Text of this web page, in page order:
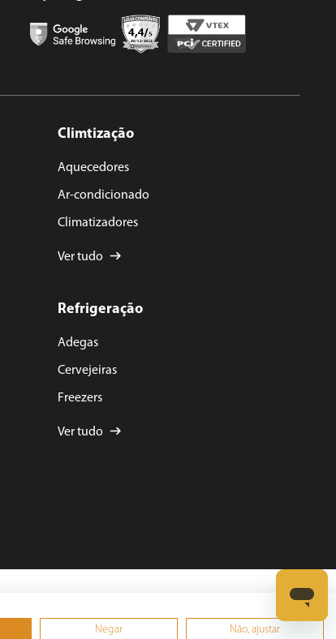
Climtização
Aquecedores
Ar-condicionado
Climatizadores
Ver tudo
Refrigeração
Adegas
Cervejeiras
Freezers
Ver tudo
Negar Não, ajustar